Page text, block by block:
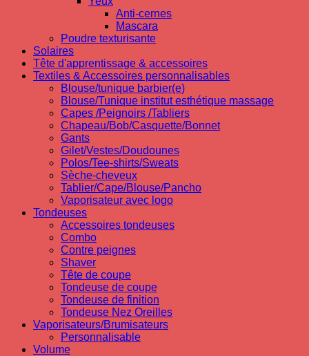
Anti-cernes
Mascara
Poudre texturisante
Solaires
Tête d'apprentissage & accessoires
Textiles & Accessoires personnalisables
Blouse/tunique barbier(e)
Blouse/Tunique institut esthétique massage
Capes /Peignoirs /Tabliers
Chapeau/Bob/Casquette/Bonnet
Gants
Gilet/Vestes/Doudounes
Polos/Tee-shirts/Sweats
Sèche-cheveux
Tablier/Cape/Blouse/Pancho
Vaporisateur avec logo
Tondeuses
Accessoires tondeuses
Combo
Contre peignes
Shaver
Tête de coupe
Tondeuse de coupe
Tondeuse de finition
Tondeuse Nez Oreilles
Vaporisateurs/Brumisateurs
Personnalisable
Volume